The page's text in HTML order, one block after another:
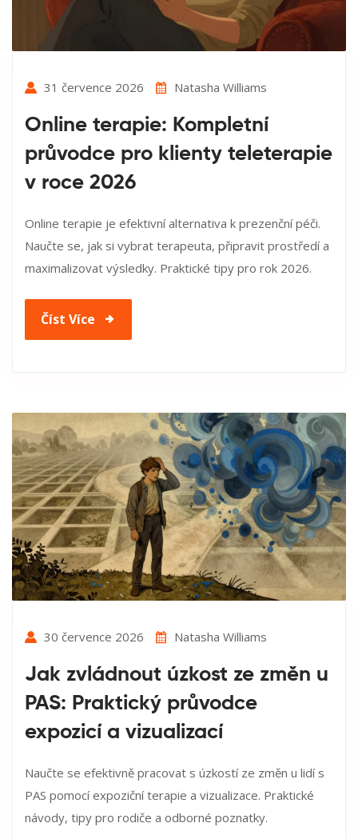
31 července 2026 Natasha Williams
Online terapie: Kompletní
průvodce pro klienty teleterapie
v roce 2026
Online terapie je efektivní alternativa k prezenční péči.
Naučte se, jak si vybrat terapeuta, připravit prostředí a
maximalizovat výsledky. Praktické tipy pro rok 2026.
Číst Více
30 července 2026 Natasha Williams
Jak zvládnout úzkost ze změn u
PAS: Praktický průvodce
expozicí a vizualizací
Naučte se efektivně pracovat s úzkostí ze změn u lidí s
PAS pomocí expoziční terapie a vizualizace. Praktické
návody, tipy pro rodiče a odborné poznatky.